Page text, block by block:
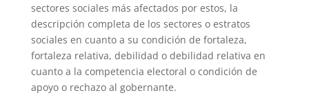
sectores sociales más afectados por estos, la
descripción completa de los sectores o estratos
sociales en cuanto a su condición de fortaleza,
fortaleza relativa, debilidad o debilidad relativa en
cuanto a la competencia electoral o condición de
apoyo o rechazo al gobernante.